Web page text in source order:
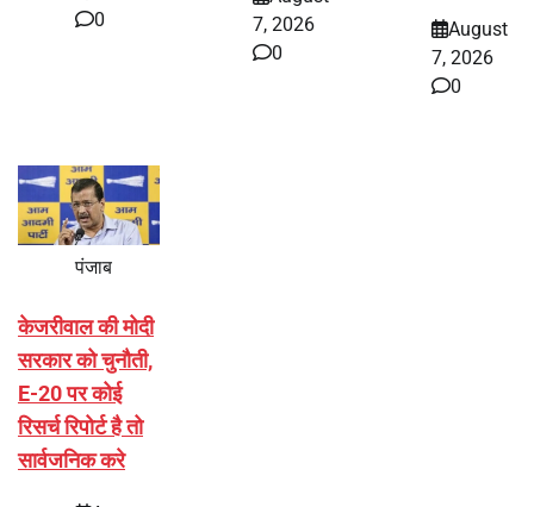
0
7, 2026
0
August
7, 2026
0
पंजाब
केजरीवाल की मोदी
सरकार को चुनौती,
E-20 पर कोई
रिसर्च रिपोर्ट है तो
सार्वजनिक करे